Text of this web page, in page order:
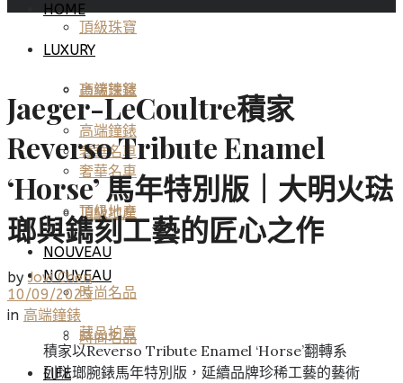
頂級珠寶
高端鐘錶
奢華名車
頂級地產
NOUVEAU
時尚名品
HOME
LUXURY
頂級珠寶
高端鐘錶
奢華名車
頂級地產
NOUVEAU
時尚名品
藏品拍賣
LIFE
Jaeger-LeCoultre積家
Reverso Tribute Enamel
‘Horse’ 馬年特別版｜大明火琺
瑯與鐫刻工藝的匠心之作
by Jovi Chen
10/09/2025
in 高端鐘錶
積家以Reverso Tribute Enamel ‘Horse’翻轉系
列琺瑯腕錶馬年特別版，延續品牌珍稀工藝的藝術